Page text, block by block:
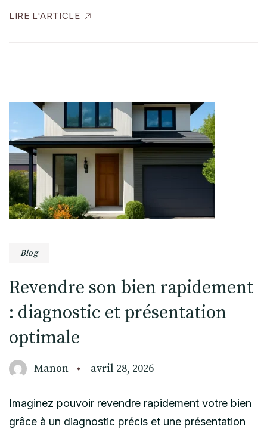
LIRE L'ARTICLE
Blog
Revendre son bien rapidement
: diagnostic et présentation
optimale
Manon avril 28, 2026
Imaginez pouvoir revendre rapidement votre bien
grâce à un diagnostic précis et une présentation